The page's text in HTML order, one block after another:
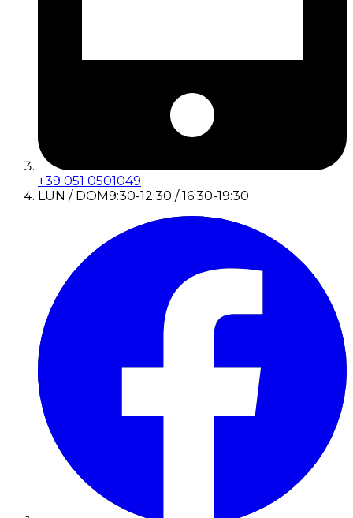
+39 051 0501049
LUN / DOM9:30-12:30 / 16:30-19:30